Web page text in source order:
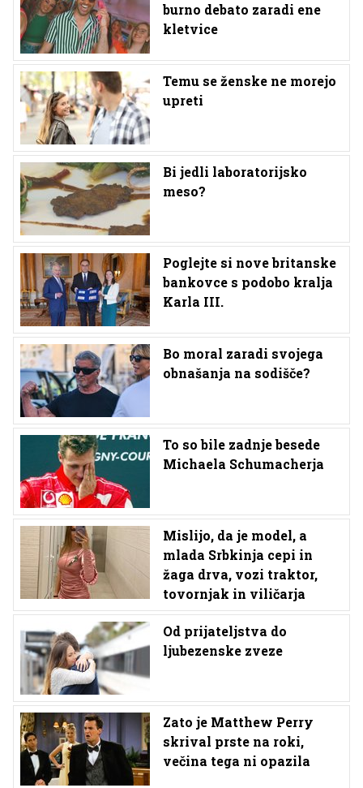
burno debato zaradi ene
kletvice
Temu se ženske ne morejo
upreti
Bi jedli laboratorijsko
meso?
Poglejte si nove britanske
bankovce s podobo kralja
Karla III.
Bo moral zaradi svojega
obnašanja na sodišče?
To so bile zadnje besede
Michaela Schumacherja
Mislijo, da je model, a
mlada Srbkinja cepi in
žaga drva, vozi traktor,
tovornjak in viličarja
Od prijateljstva do
ljubezenske zveze
Zato je Matthew Perry
skrival prste na roki,
večina tega ni opazila